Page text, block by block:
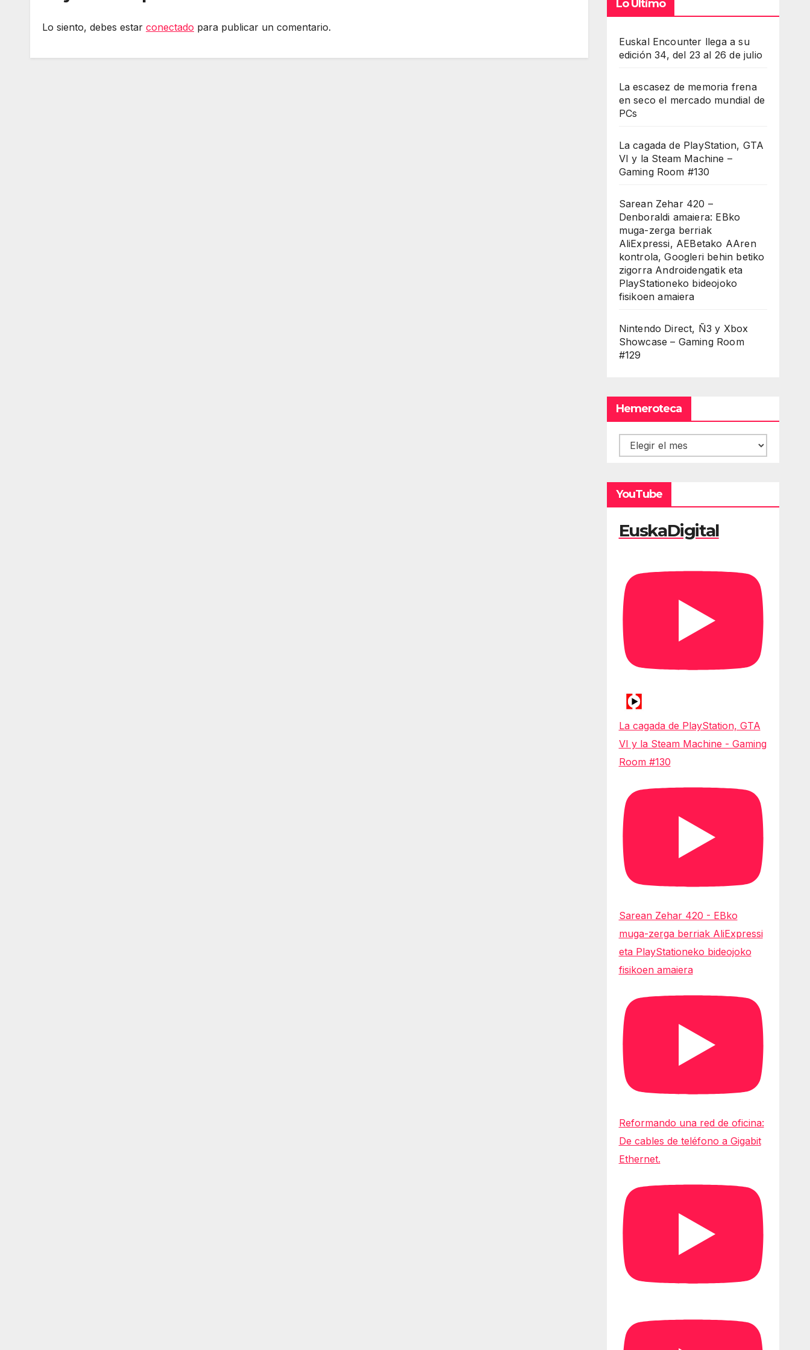
Lo siento, debes estar conectado para publicar un comentario.
Lo Último
Euskal Encounter llega a su
edición 34, del 23 al 26 de julio
La escasez de memoria frena
en seco el mercado mundial de
PCs
La cagada de PlayStation, GTA
VI y la Steam Machine –
Gaming Room #130
Sarean Zehar 420 –
Denboraldi amaiera: EBko
muga-zerga berriak
AliExpressi, AEBetako AAren
kontrola, Googleri behin betiko
zigorra Androidengatik eta
PlayStationeko bideojoko
fisikoen amaiera
Nintendo Direct, Ñ3 y Xbox
Showcase – Gaming Room
#129
Hemeroteca
Hemeroteca
YouTube
EuskaDigital
La cagada de PlayStation, GTA
VI y la Steam Machine - Gaming
Room #130
Sarean Zehar 420 - EBko
muga-zerga berriak AliExpressi
eta PlayStationeko bideojoko
fisikoen amaiera
Reformando una red de oficina:
De cables de teléfono a Gigabit
Ethernet.